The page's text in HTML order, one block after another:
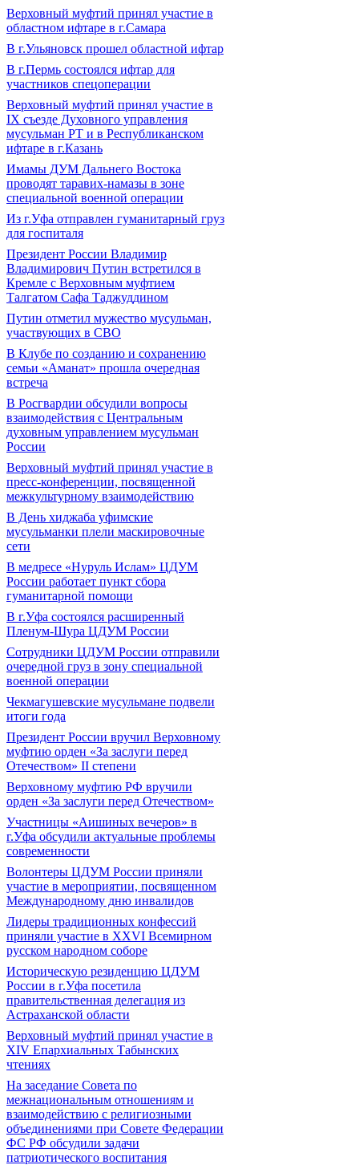
Верховный муфтий принял участие в
областном ифтаре в г.Самара
В г.Ульяновск прошел областной ифтар
В г.Пермь состоялся ифтар для
участников спецоперации
Верховный муфтий принял участие в
IХ съезде Духовного управления
мусульман РТ и в Республиканском
ифтаре в г.Казань
Имамы ДУМ Дальнего Востока
проводят таравих-намазы в зоне
специальной военной операции
Из г.Уфа отправлен гуманитарный груз
для госпиталя
Президент России Владимир
Владимирович Путин встретился в
Кремле с Верховным муфтием
Талгатом Сафа Таджуддином
Путин отметил мужество мусульман,
участвующих в СВО
В Клубе по созданию и сохранению
семьи «Аманат» прошла очередная
встреча
В Росгвардии обсудили вопросы
взаимодействия с Центральным
духовным управлением мусульман
России
Верховный муфтий принял участие в
пресс-конференции, посвященной
межкультурному взаимодействию
В День хиджаба уфимские
мусульманки плели маскировочные
сети
В медресе «Нуруль Ислам» ЦДУМ
России работает пункт сбора
гуманитарной помощи
В г.Уфа состоялся расширенный
Пленум-Шура ЦДУМ России
Сотрудники ЦДУМ России отправили
очередной груз в зону специальной
военной операции
Чекмагушевские мусульмане подвели
итоги года
Президент России вручил Верховному
муфтию орден «За заслуги перед
Отечеством» II степени
Верховному муфтию РФ вручили
орден «За заслуги перед Отечеством»
Участницы «Аишиных вечеров» в
г.Уфа обсудили актуальные проблемы
современности
Волонтеры ЦДУМ России приняли
участие в мероприятии, посвященном
Международному дню инвалидов
Лидеры традиционных конфессий
приняли участие в XXVI Всемирном
русском народном соборе
Историческую резиденцию ЦДУМ
России в г.Уфа посетила
правительственная делегация из
Астраханской области
Верховный муфтий принял участие в
ХIV Епархиальных Табынских
чтениях
На заседание Совета по
межнациональным отношениям и
взаимодействию с религиозными
объединениями при Совете Федерации
ФС РФ обсудили задачи
патриотического воспитания